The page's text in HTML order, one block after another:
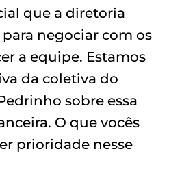
que a diretoria
negociar com os
a equipe. Estamos
da coletiva do
sobre essa
O que vocês
prioridade nesse